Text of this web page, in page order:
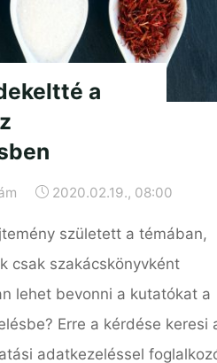
a
2020.02.19., 08:00
született a témában,
csak szakácskönyvként
lehet bevonni a kutatókat a
Erre a kérdése keresi
adatkezeléssel